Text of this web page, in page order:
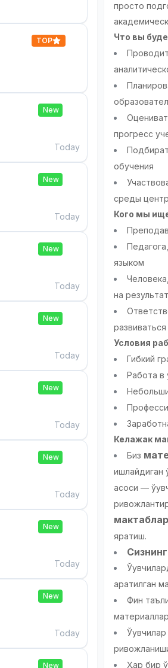
TOP
New
Today
New
Today
New
Today
New
Today
New
Today
New
Today
New
Today
New
Today
New
просто
Что вы
прогресс
обучения
среды
Кого мы
языком
на
Условия
Гибкий
Работа в
Келажак
Биз
ишлайдиган
асоси —
яратиш.
қаратилган
Фин
Ҳар бир